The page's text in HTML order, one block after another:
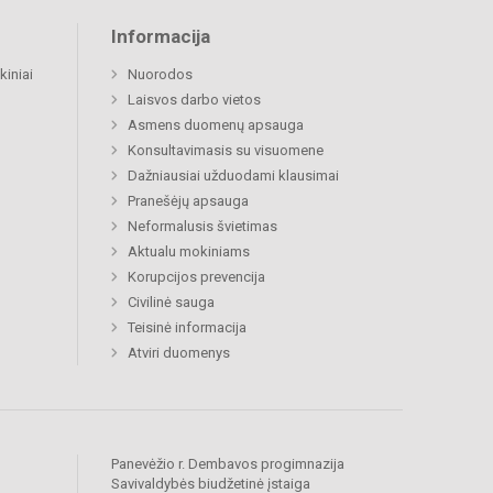
Informacija
Nuorodos
Laisvos darbo vietos
Asmens duomenų apsauga
Konsultavimasis su visuomene
Dažniausiai užduodami klausimai
Pranešėjų apsauga
Neformalusis švietimas
Aktualu mokiniams
Korupcijos prevencija
Civilinė sauga
Teisinė informacija
Atviri duomenys
Panevėžio r. Dembavos progimnazija
Savivaldybės biudžetinė įstaiga